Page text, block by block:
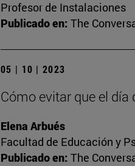
Profesor de Instalaciones
Publicado en: The
05 | 10 | 2023
Cómo evitar que el
Elena Arbués
Facultad de Educación y
Publicado en: The